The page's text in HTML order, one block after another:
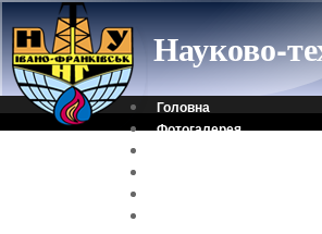
Науково-
Головна
Фотогалерея